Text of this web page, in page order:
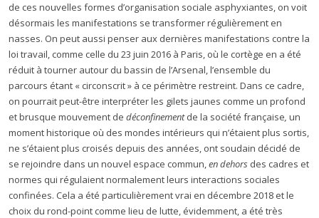
de ces nouvelles formes d’organisation sociale asphyxiantes, on voit
désormais les manifestations se transformer régulièrement en
nasses. On peut aussi penser aux dernières manifestations contre la
loi travail, comme celle du 23 juin 2016 à Paris, où le cortège en a été
réduit à tourner autour du bassin de l’Arsenal, l’ensemble du
parcours étant « circonscrit » à ce périmètre restreint. Dans ce cadre,
on pourrait peut-être interpréter les gilets jaunes comme un profond
et brusque mouvement de déconfinementde la société française, un
moment historique où des mondes intérieurs qui n’étaient plus sortis,
ne s’étaient plus croisés depuis des années, ont soudain décidé de
se rejoindre dans un nouvel espace commun,en dehors des cadres et
normes qui régulaient normalement leurs interactions sociales
confinées. Cela a été particulièrement vrai en décembre 2018 et le
choix du rond-point comme lieu de lutte, évidemment, a été très